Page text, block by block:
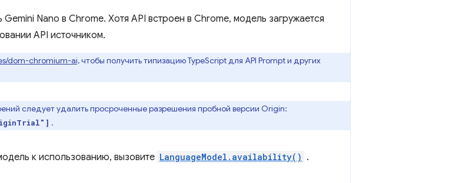
Nano в Chrome. Хотя API встроен в Chrome, модель загружается
API источником.
dom-chromium-ai,чтобы получить типизацию TypeScript для API Prompt и других
следует удалить просроченные разрешения пробной версии Origin:
.
к использованию, вызовите LanguageModel.availability() .